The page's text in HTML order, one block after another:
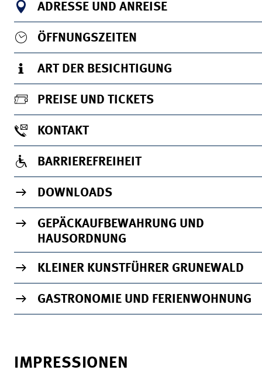
ADRESSE UND ANREISE
ÖFFNUNGSZEITEN
ART DER BESICHTIGUNG
PREISE UND TICKETS
KONTAKT
BARRIEREFREIHEIT
DOWNLOADS
GEPÄCKAUFBEWAHRUNG UND
HAUSORDNUNG
KLEINER KUNSTFÜHRER GRUNEWALD
GASTRONOMIE UND FERIENWOHNUNG
IMPRESSIONEN